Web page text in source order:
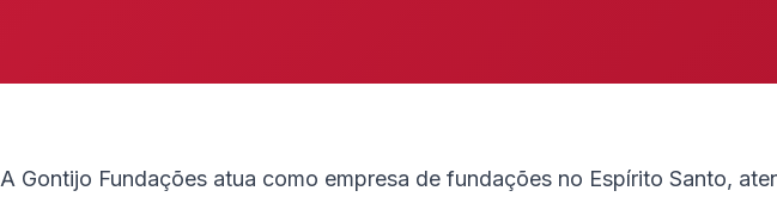
A Gontijo Fundações atua como empresa de fundações no Espírito Santo,